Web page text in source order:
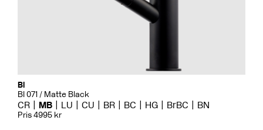
Bi
BI 071 / Matte Black
CR MB LU CU BR BC HG BrBC BN
Pris 4995 kr